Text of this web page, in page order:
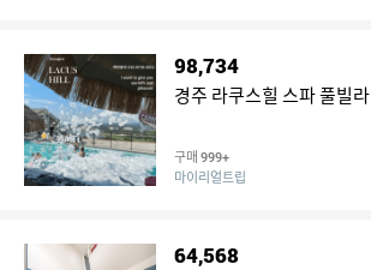
98,734
경주 라쿠스힐 스파 풀빌라
구매 999+
마이리얼트립
64,568